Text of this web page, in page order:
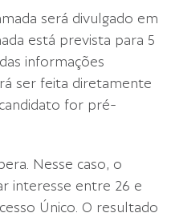
será divulgado em
está prevista para 5
informações
ser feita diretamente
for pré-
Nesse caso, o
interesse entre 26 e
Único. O resultado